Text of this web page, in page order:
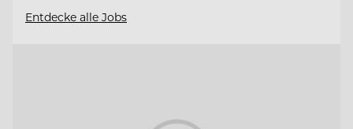
Entdecke alle Jobs